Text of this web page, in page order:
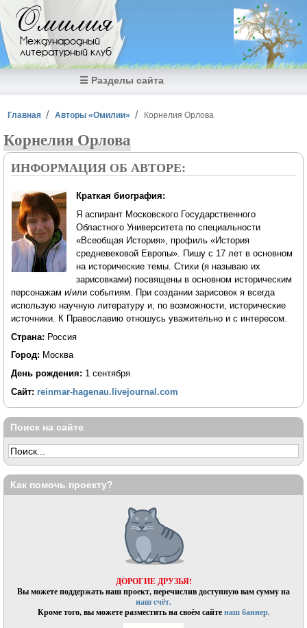
Перейти к основному содержанию
Омилия
Международный
литературный клуб
☰ Разделы сайта
Вы здесь
Главная Авторы «Омилии» Корнелия Орлова
Корнелия Орлова
ИНФОРМАЦИЯ ОБ АВТОРЕ:
Краткая биография:
Я аспирант Московского Государственного
Областного Университета по специальности
«Всеобщая История», профиль «История
средневековой Европы». Пишу с 17 лет в основном
на исторические темы. Стихи (я называю их
зарисовками) посвящены в основном историческим
персонажам и/или событиям. При создании зарисовок я всегда
использую научную литературу и, по возможности, исторические
источники. К Православию отношусь уважительно и с интересом.
Страна: Россия
Город: Москва
День рождения: 1 сентября
Сайт: reinmar-hagenau.livejournal.com
Поиск на сайте
Как помочь проекту?
ДОРОГИЕ ДРУЗЬЯ!
Вы можете поддержать наш проект, перечислив доступную вам сумму на
наш счёт.
Кроме того, вы можете разместить на своём сайтенаш баннер.